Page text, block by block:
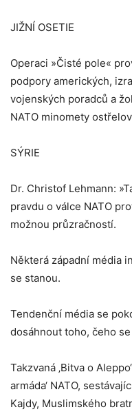
JIŽNÍ OSETIE
Operaci »Čisté pole«
podpory amerických,
vojenských poradců a
NATO minomety
SÝRIE
Dr. Christof Lehmann:
pravdu o válce NATO
možnou průzračností.
Některá západní média
se stanou.
Tendenční média se
dosáhnout toho, čeho
Takzvaná ‚Bitva o
armáda‘ NATO,
Kajdy, Muslimského